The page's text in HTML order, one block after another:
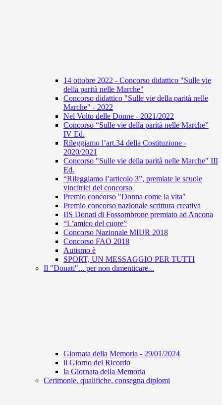
14 ottobre 2022 - Concorso didattico "Sulle vie
della parità nelle Marche"
Concorso didattico "Sulle vie della parità nelle
Marche" - 2022
Nel Volto delle Donne - 2021/2022
Concorso “Sulle vie della parità nelle Marche”
IV Ed.
Rileggiamo l’art.34 della Costituzione -
2020/2021
Concorso "Sulle vie della parità nelle Marche" III
Ed.
“Rileggiamo l’articolo 3”, premiate le scuole
vincitrici del concorso
Premio concorso "Donna come la vita"
Premio concorso nazionale scrittura creativa
IIS Donati di Fossombrone premiato ad Ancona
“L’amico del cuore”
Concorso Nazionale MIUR 2018
Concorso FAO 2018
Autismo è
SPORT, UN MESSAGGIO PER TUTTI
Il "Donati"... per non dimenticare...
Giornata della Memoria - 29/01/2024
il Giorno del Ricordo
la Giornata della Memoria
Cerimonie, qualifiche, consegna diplomi